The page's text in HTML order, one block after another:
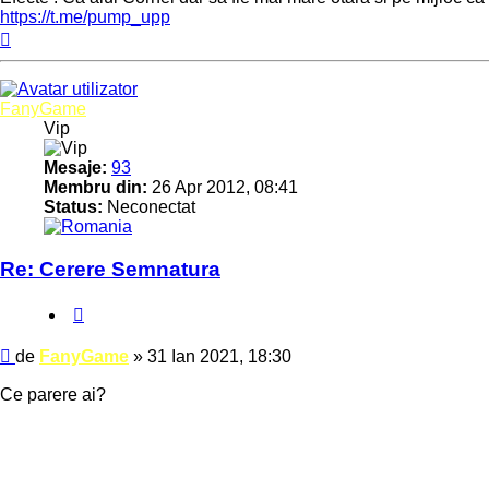
https://t.me/pump_upp
FanyGame
Vip
Mesaje: 93
Membru din: 26 Apr 2012, 08:41
Status: Neconectat
Re: Cerere Semnatura
Mesaj
de FanyGame » 31 Ian 2021, 18:30
Ce parere ai?